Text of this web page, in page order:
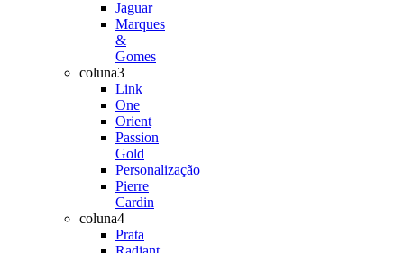
Jaguar
Marques
&
Gomes
coluna3
Link
One
Orient
Passion
Gold
Personalização
Pierre
Cardin
coluna4
Prata